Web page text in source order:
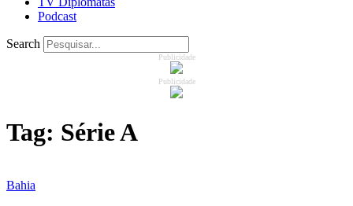
Podcast
Search
Publicidade
Publicidade
Tag: Série A
Bahia